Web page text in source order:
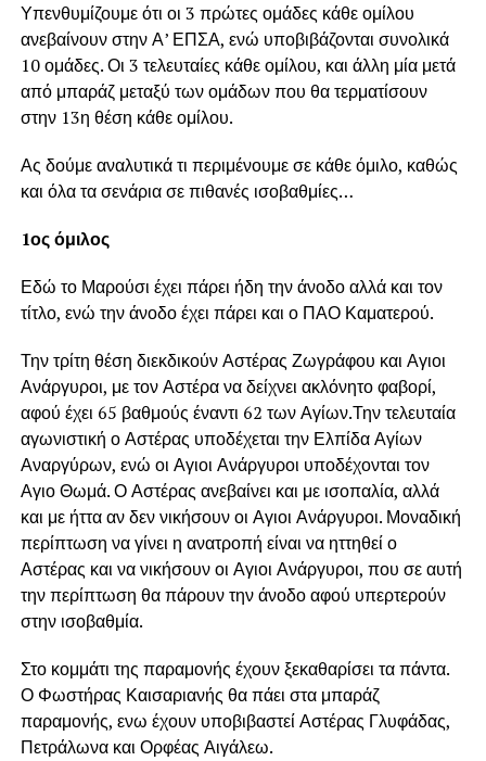
Υπενθυμίζουμε ότι οι 3 πρώτες ομάδες κάθε ομίλου
ανεβαίνουν στην Α’ ΕΠΣΑ, ενώ υποβιβάζονται συνολικά
10 ομάδες. Οι 3 τελευταίες κάθε ομίλου, και άλλη μία μετά
από μπαράζ μεταξύ των ομάδων που θα τερματίσουν
στην 13η θέση κάθε ομίλου.
Ας δούμε αναλυτικά τι περιμένουμε σε κάθε όμιλο, καθώς
και όλα τα σενάρια σε πιθανές ισοβαθμίες…
1ος όμιλος
Εδώ το Μαρούσι έχει πάρει ήδη την άνοδο αλλά και τον
τίτλο, ενώ την άνοδο έχει πάρει και ο ΠΑΟ Καματερού.
Την τρίτη θέση διεκδικούν Αστέρας Ζωγράφου και Αγιοι
Ανάργυροι, με τον Αστέρα να δείχνει ακλόνητο φαβορί,
αφού έχει 65 βαθμούς έναντι 62 των Αγίων.Την τελευταία
αγωνιστική ο Αστέρας υποδέχεται την Ελπίδα Αγίων
Αναργύρων, ενώ οι Αγιοι Ανάργυροι υποδέχονται τον
Αγιο Θωμά. Ο Αστέρας ανεβαίνει και με ισοπαλία, αλλά
και με ήττα αν δεν νικήσουν οι Αγιοι Ανάργυροι. Μοναδική
περίπτωση να γίνει η ανατροπή είναι να ηττηθεί ο
Αστέρας και να νικήσουν οι Αγιοι Ανάργυροι, που σε αυτή
την περίπτωση θα πάρουν την άνοδο αφού υπερτερούν
στην ισοβαθμία.
Στο κομμάτι της παραμονής έχουν ξεκαθαρίσει τα πάντα.
Ο Φωστήρας Καισαριανής θα πάει στα μπαράζ
παραμονής, ενω έχουν υποβιβαστεί Αστέρας Γλυφάδας,
Πετράλωνα και Ορφέας Αιγάλεω.